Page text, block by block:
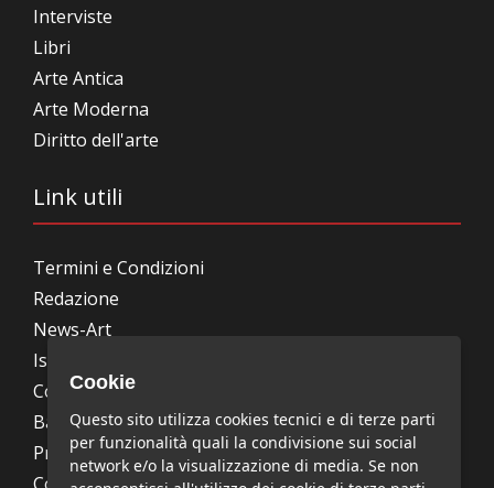
Interviste
Libri
Arte Antica
Arte Moderna
Diritto dell'arte
Link utili
Termini e Condizioni
Redazione
News-Art
Iscrizione alla newsletter
Collabora con noi
Bandi, concorsi, premi
Privacy Policy
Cookie
Questo sito utilizza cookies tecnici e di terze parti
per funzionalità quali la condivisione sui social
network e/o la visualizzazione di media. Se non